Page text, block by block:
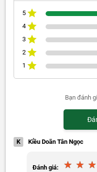
5
4
3
2
1
Bạn đánh
K Kiều Doãn Tân Ngọc
Đánh giá: